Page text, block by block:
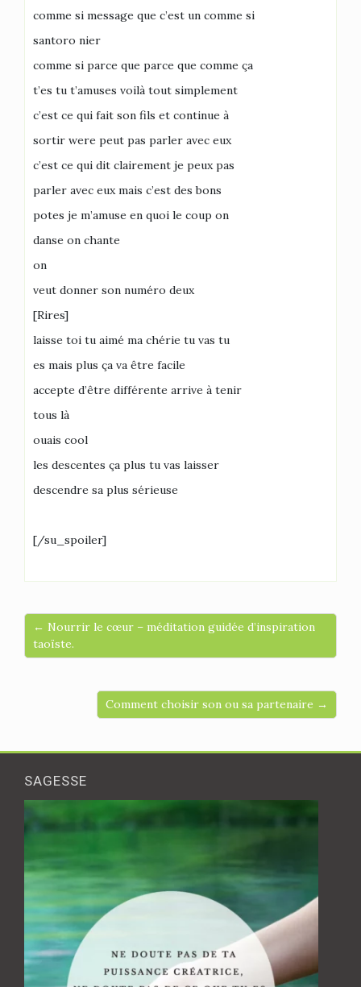
comme si message que c’est un comme si
santoro nier
comme si parce que parce que comme ça
t’es tu t’amuses voilà tout simplement
c’est ce qui fait son fils et continue à
sortir were peut pas parler avec eux
c’est ce qui dit clairement je peux pas
parler avec eux mais c’est des bons
potes je m’amuse en quoi le coup on
danse on chante
on
veut donner son numéro deux
[Rires]
laisse toi tu aimé ma chérie tu vas tu
es mais plus ça va être facile
accepte d’être différente arrive à tenir
tous là
ouais cool
les descentes ça plus tu vas laisser
descendre sa plus sérieuse
[/su_spoiler]
← Nourrir le cœur – méditation guidée d’inspiration
taoïste.
Comment choisir son ou sa partenaire →
SAGESSE